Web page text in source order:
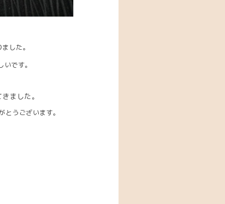
した。
です。
ました。
とうございます。